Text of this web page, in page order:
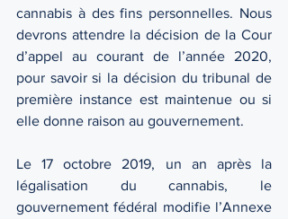
cannabis à des fins personnelles. Nous
devrons attendre la décision de la Cour
d’appel au courant de l’année 2020,
pour savoir si la décision du tribunal de
première instance est maintenue ou si
elle donne raison au gouvernement.
Le 17 octobre 2019, un an après la
légalisation du cannabis, le
gouvernement fédéral modifie l’Annexe